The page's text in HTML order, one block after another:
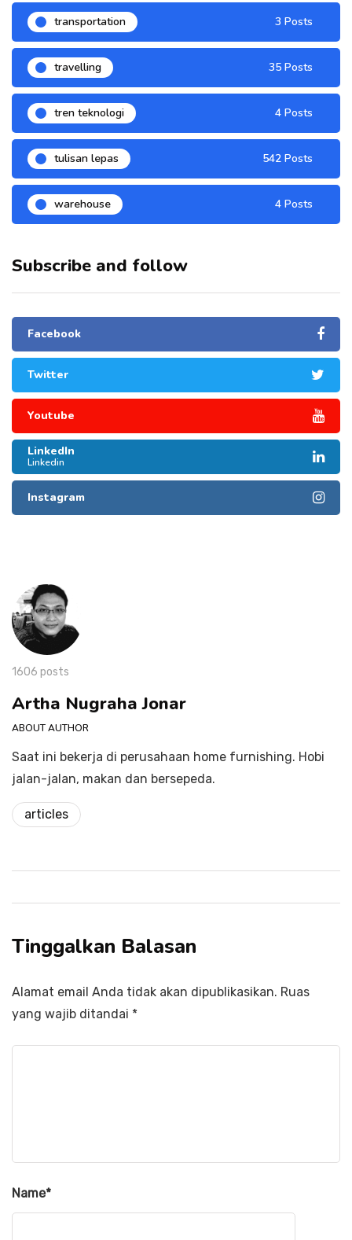
transportation 3 Posts
travelling 35 Posts
tren teknologi 4 Posts
tulisan lepas 542 Posts
warehouse 4 Posts
Subscribe and follow
Facebook
Twitter
Youtube
LinkedIn
Linkedin
Instagram
1606 posts
Artha Nugraha Jonar
ABOUT AUTHOR
Saat ini bekerja di perusahaan home furnishing. Hobi
jalan-jalan, makan dan bersepeda.
articles
Tinggalkan Balasan
Alamat email Anda tidak akan dipublikasikan. Ruas
yang wajib ditandai *
Name*